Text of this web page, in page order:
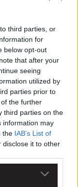
third parties, or
for
below opt-out
that after your
seeing
utilized by
parties prior to
the further
third parties on the
information may
the IAB’s List of
disclose it to other
από την χθεσινή
υπάρχει καμμιά...
περισσότερα